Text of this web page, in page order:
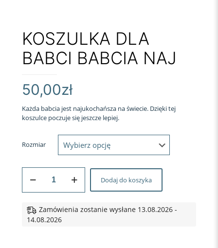
KOSZULKA DLA
BABCI BABCIA NAJ
50,00zł
Każda babcia jest najukochańsza na świecie. Dzięki tej
koszulce poczuje się jeszcze lepiej.
Rozmiar
KOSZULKA
BABCIA
NAJ
Dodaj do koszyka
Zamówienia zostanie wysłane 13.08.2026 -
14.08.2026